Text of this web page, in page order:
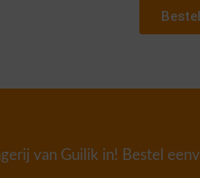
Bestel
van Guilik in! Bestel